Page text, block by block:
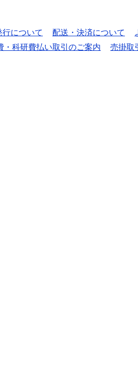
行について 配送・決済について
・科研費払い取引のご案内 売掛取